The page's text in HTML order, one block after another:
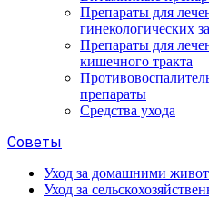
Препараты для
гинекологических
Препараты для
кишечного тракта
препараты
Средства ухода
Советы
Уход за домашними
Уход за